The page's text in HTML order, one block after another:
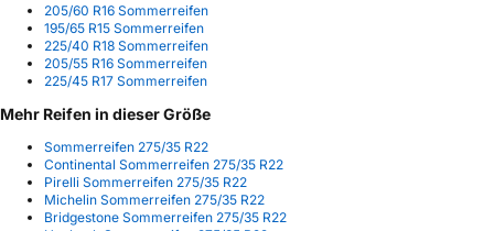
205/60 R16 Sommerreifen
195/65 R15 Sommerreifen
225/40 R18 Sommerreifen
205/55 R16 Sommerreifen
225/45 R17 Sommerreifen
Mehr Reifen in dieser Größe
Sommerreifen 275/35 R22
Continental Sommerreifen 275/35 R22
Pirelli Sommerreifen 275/35 R22
Michelin Sommerreifen 275/35 R22
Bridgestone Sommerreifen 275/35 R22